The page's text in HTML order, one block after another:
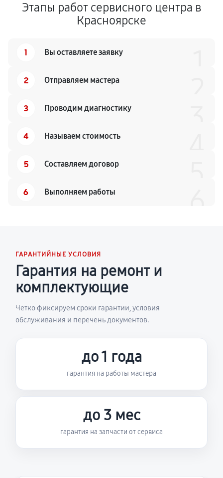
Этапы работ сервисного центра в
Красноярске
1 Вы оставляете заявку
2 Отправляем мастера
3 Проводим диагностику
4 Называем стоимость
5 Составляем договор
6 Выполняем работы
ГАРАНТИЙНЫЕ УСЛОВИЯ
Гарантия на ремонт и
комплектующие
Четко фиксируем сроки гарантии, условия
обслуживания и перечень документов.
до 1 года
гарантия на работы мастера
до 3 мес
гарантия на запчасти от сервиса